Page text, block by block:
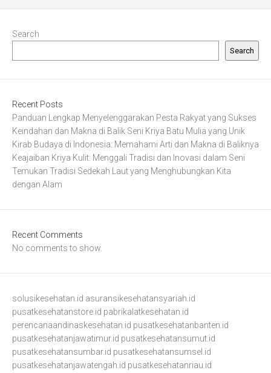
Search
Search
Recent Posts
Panduan Lengkap Menyelenggarakan Pesta Rakyat yang Sukses
Keindahan dan Makna di Balik Seni Kriya Batu Mulia yang Unik
Kirab Budaya di Indonesia: Memahami Arti dan Makna di Baliknya
Keajaiban Kriya Kulit: Menggali Tradisi dan Inovasi dalam Seni
Temukan Tradisi Sedekah Laut yang Menghubungkan Kita
dengan Alam
Recent Comments
No comments to show.
solusikesehatan.id asuransikesehatansyariah.id
pusatkesehatanstore.id pabrikalatkesehatan.id
perencanaandinaskesehatan.id pusatkesehatanbanten.id
pusatkesehatanjawatimur.id pusatkesehatansumut.id
pusatkesehatansumbar.id pusatkesehatansumsel.id
pusatkesehatanjawatengah.id pusatkesehatanriau.id